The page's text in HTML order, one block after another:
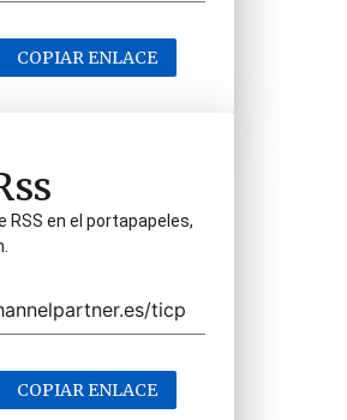
COPIAR ENLACE
RSS en el portapapeles,
COPIAR ENLACE